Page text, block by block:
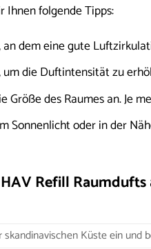
Ihnen folgende Tipps:
dem eine gute
die Duftintensität zu
Größe des Raumes an. Je
Sonnenlicht oder in der
Refill
skandinavischen Küste ein und